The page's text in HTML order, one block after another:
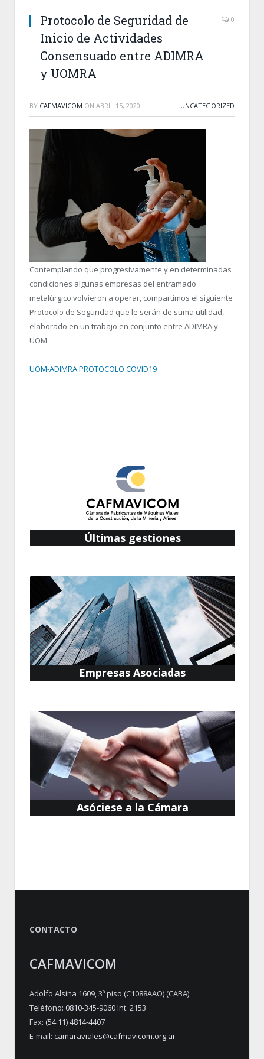
Protocolo de Seguridad de
Inicio de Actividades
Consensuado entre ADIMRA
y UOMRA
0
BY CAFMAVICOM ON ABRIL 15, 2020 UNCATEGORIZED
Contemplando que progresivamente y en determinadas
condiciones algunas empresas del entramado
metalúrgico volvieron a operar, compartimos el siguiente
Protocolo de Seguridad que le serán de suma utilidad,
elaborado en un trabajo en conjunto entre ADIMRA y
UOM.
UOM-ADIMRA PROTOCOLO COVID19
Últimas gestiones
Empresas Asociadas
Asóciese a la Cámara
CONTACTO
CAFMAVICOM
Adolfo Alsina 1609, 3º piso (C1088AAO) (CABA)
Teléfono: 0810-345-9060Int. 2153
Fax: (54 11) 4814-4407
E-mail: camaraviales@cafmavicom.org.ar